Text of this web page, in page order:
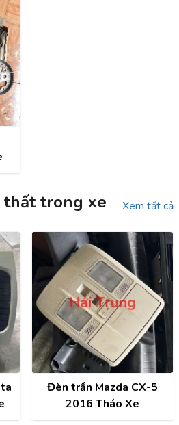
thất trong xe Xem tất cả
Đèn trần Mazda CX-5
2016 Tháo Xe